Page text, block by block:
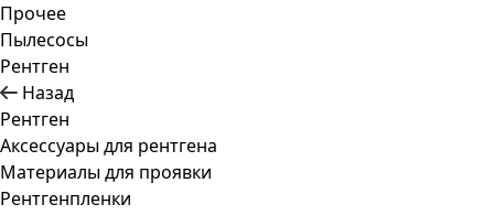
Прочее
Пылесосы
Рентген
Назад
Рентген
Аксессуары для рентгена
Материалы для проявки
Рентгенпленки